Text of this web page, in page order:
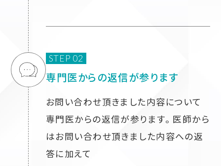
STEP 02
専門医からの返信が参ります
お問い合わせ頂きました内容について
専門医からの返信が参ります。 医師から
はお問い合わせ頂きました内容への返
答に加えて